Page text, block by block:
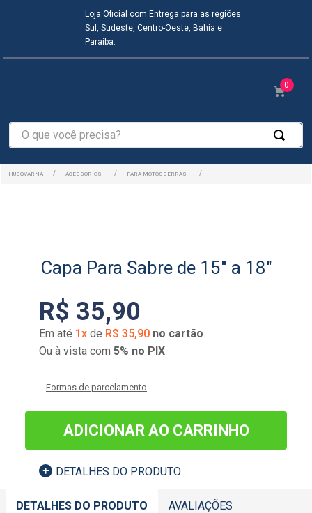
Loja Oficial com Entrega para as regiões
Sul, Sudeste, Centro-Oeste, Bahia e
Paraíba.
0
O que você precisa?
ACESSÓRIOS PARA MOTOSSERRAS
Capa Para Sabre de 15" a 18"
R$ 35,90
Em até 1 x de R$ 35,90 no cartão
Ou à vista com 5% no PIX
Formas de parcelamento
ADICIONAR AO CARRINHO
DETALHES DO PRODUTO
DETALHES DO PRODUTO AVALIAÇÕES